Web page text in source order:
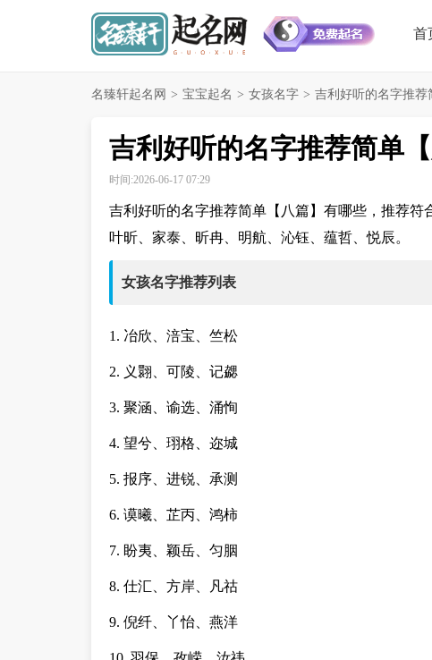
首
名臻轩起名网 > 宝宝起名 > 女孩名字 > 吉利好听的名字推荐
吉利好听的名字推荐简单【
时间:2026-06-17 07:29
吉利好听的名字推荐简单【八篇】有哪些，推荐符
叶昕、家泰、昕冉、明航、沁钰、蕴哲、悦辰。
女孩名字推荐列表
1. 冶欣、涪宝、竺松
2. 义翾、可陵、记勰
3. 聚涵、谕选、涌恂
4. 望兮、珝格、迩城
5. 报序、进锐、承测
6. 谟曦、芷丙、鸿柿
7. 盼夷、颖岳、匀胭
8. 仕汇、方岸、凡祜
9. 倪纤、丫怡、燕洋